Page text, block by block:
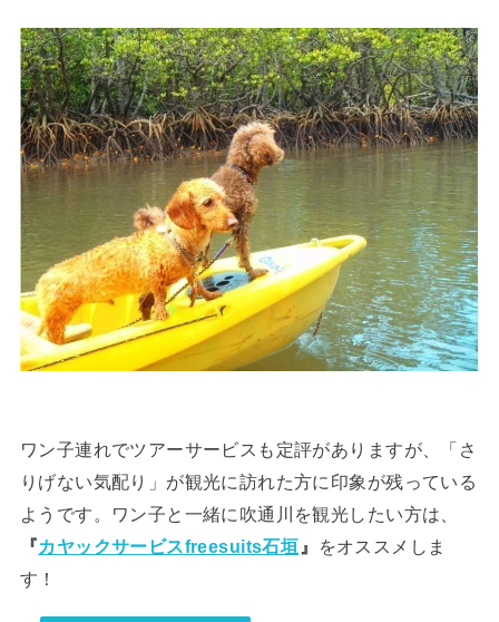
ワン子連れでツアーサービスも定評がありますが、「さ
りげない気配り」が観光に訪れた方に印象が残っている
ようです。ワン子と一緒に吹通川を観光したい方は、
『カヤックサービスfreesuits石垣 』
をオススメしま
す！